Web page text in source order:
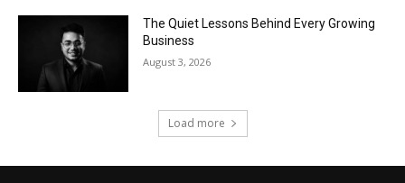
The Quiet Lessons Behind Every Growing
Business
August 3, 2026
Load more